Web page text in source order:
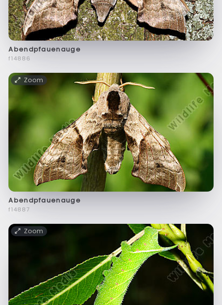
Abendpfauenauge
f14886
Zoom
Abendpfauenauge
f14887
Zoom